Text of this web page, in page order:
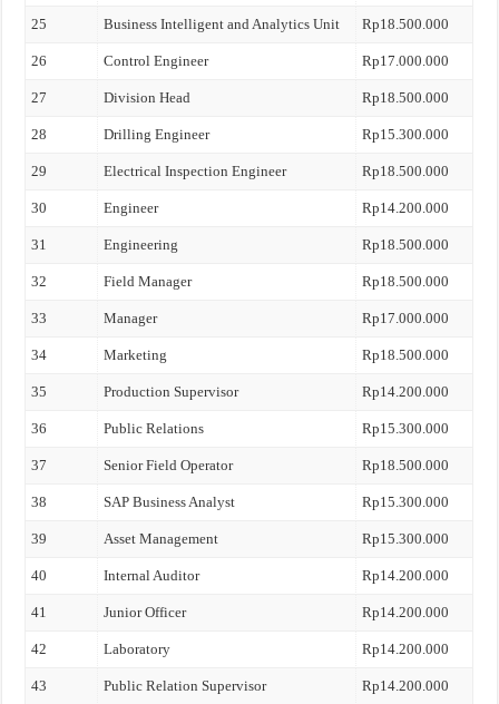
25 Business Intelligent and Analytics Unit Rp18.500.000
26 Control Engineer Rp17.000.000
27 Division Head Rp18.500.000
28 Drilling Engineer Rp15.300.000
29 Electrical Inspection Engineer Rp18.500.000
30 Engineer Rp14.200.000
31 Engineering Rp18.500.000
32 Field Manager Rp18.500.000
33 Manager Rp17.000.000
34 Marketing Rp18.500.000
35 Production Supervisor Rp14.200.000
36 Public Relations Rp15.300.000
37 Senior Field Operator Rp18.500.000
38 SAP Business Analyst Rp15.300.000
39 Asset Management Rp15.300.000
40 Internal Auditor Rp14.200.000
41 Junior Officer Rp14.200.000
42 Laboratory Rp14.200.000
43 Public Relation Supervisor Rp14.200.000